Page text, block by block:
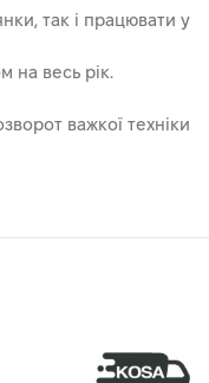
так і працювати у
на весь рік.
важкої техніки